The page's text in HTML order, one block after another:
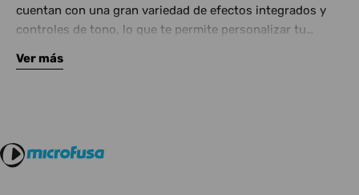
cuentan con una gran variedad de efectos integrados y
controles de tono, lo que te permite personalizar tu
muchos de nuestros modelos incluyen conexiones para
Ver más